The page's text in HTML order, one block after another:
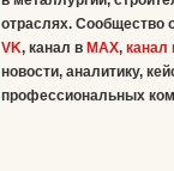
отраслях. Сообщество
VK, канал в MAX, канал
новости, аналитику,
профессиональных